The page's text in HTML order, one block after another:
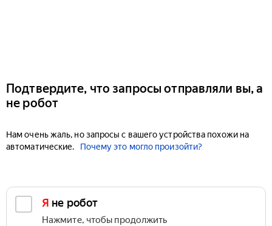
Подтвердите, что запросы отправляли вы, а
не робот
Нам очень жаль, но запросы с вашего устройства похожи на
автоматические.
Почему это могло произойти?
Я не робот
Нажмите, чтобы продолжить